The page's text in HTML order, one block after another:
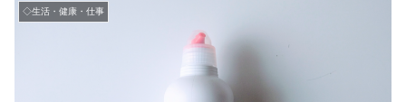
◇生活・健康・仕事